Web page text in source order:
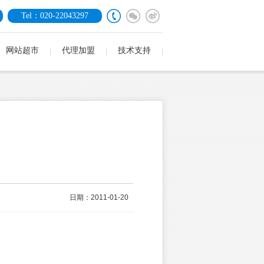
Tel：020-22043297
网站超市 代理加盟 技术支持
日期：2011-01-20